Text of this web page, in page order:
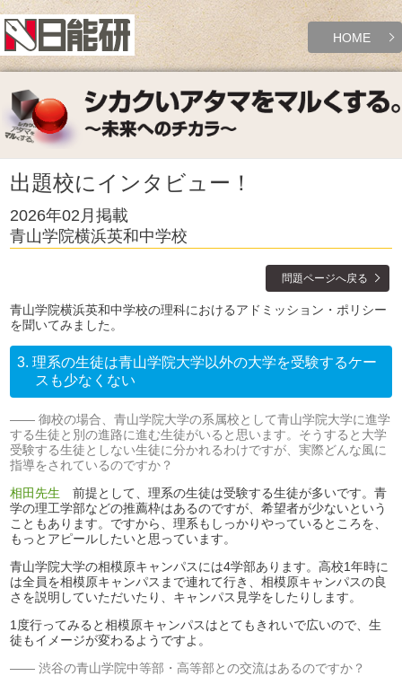
HOME
出題校にインタビュー！
2026年02月掲載
青山学院横浜英和中学校
問題ページへ戻る
青山学院横浜英和中学校の理科におけるアドミッション・ポリシー
を聞いてみました。
3. 理系の生徒は青山学院大学以外の大学を受験するケー
スも少なくない
御校の場合、青山学院大学の系属校として青山学院大学に進学
する生徒と別の進路に進む生徒がいると思います。そうすると大学
受験する生徒としない生徒に分かれるわけですが、実際どんな風に
指導をされているのですか？
相田先生前提として、理系の生徒は受験する生徒が多いです。青
学の理工学部などの推薦枠はあるのですが、希望者が少ないという
こともあります。ですから、理系もしっかりやっているところを、
もっとアピールしたいと思っています。
青山学院大学の相模原キャンパスには4学部あります。高校1年時に
は全員を相模原キャンパスまで連れて行き、相模原キャンパスの良
さを説明していただいたり、キャンパス見学をしたりします。
1度行ってみると相模原キャンパスはとてもきれいで広いので、生
徒もイメージが変わるようですよ。
渋谷の青山学院中等部・高等部との交流はあるのですか？